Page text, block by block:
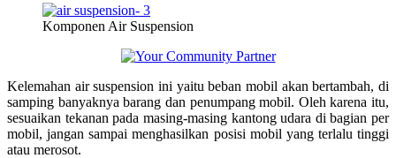
Komponen Air Suspension
Kelemahan air suspension ini yaitu beban mobil akan bertambah, di
samping banyaknya barang dan penumpang mobil. Oleh karena itu,
sesuaikan tekanan pada masing-masing kantong udara di bagian per
mobil, jangan sampai menghasilkan posisi mobil yang terlalu tinggi
atau merosot.